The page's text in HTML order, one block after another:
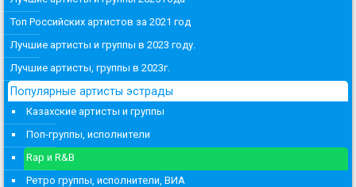
Топ Российских артистов за 2021 год
Лучшие артисты и группы в 2023 году.
Лучшие артисты, группы в 2023г.
Популярные артисты эстрады
Казахские артисты и группы
Поп-группы, исполнители
Rap и R&B
Ретро группы, исполнители, ВИА